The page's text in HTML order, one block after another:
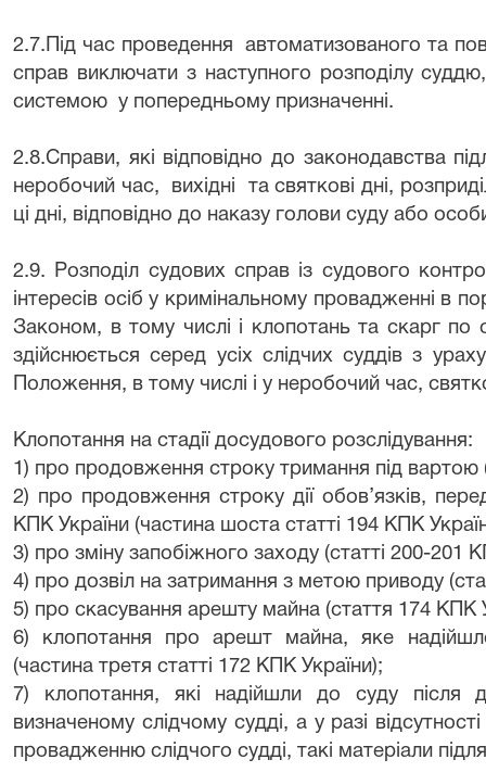
2.7.Під час проведення
автоматизованого та
справ виключати з наступного розподілу
системою у попередньому призначенні.
2.8.Справи, які відповідно до законодавства
неробочий час,
вихідні
та святкові дні,
ці дні, відповідно до наказу голови суду або
2.9.
Розподіл судових справ із судового
інтересів осіб у кримінальному провадженні в
Законом, в тому числі і клопотань та скарг
здійснюється серед усіх слідчих суддів з
Положення, в тому числі і у неробочий час,
Клопотання на стадії досудового розслідування:
1) про продовження строку тримання під вартою
2) про продовження строку дії обов’язків,
КПК України (частина шоста статті 194 КПК
3) про зміну запобіжного заходу (статті 200-201
4) про дозвіл на затримання з метою приводу
5) про скасування арешту майна (стаття 174 КПК
6) клопотання про арешт майна, яке
(частина третя статті 172 КПК України);
7) клопотання, які надійшли до суду після
визначеному слідчому судді, а у разі
провадженню слідчого судді, такі матеріали